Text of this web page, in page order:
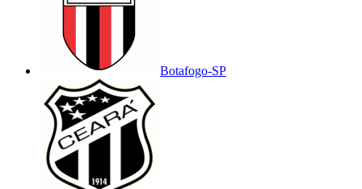
Botafogo-SP